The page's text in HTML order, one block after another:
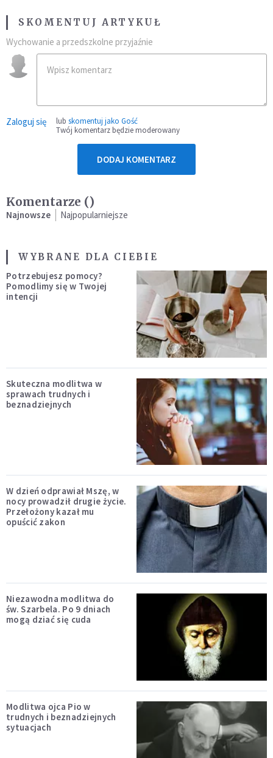
SKOMENTUJ ARTYKUŁ
Wychowanie a przedszkolne przyjaźnie
Zaloguj się lub skomentuj jako Gość
Twój komentarz będzie moderowany
DODAJ KOMENTARZ
Komentarze ()
Najnowsze Najpopularniejsze
WYBRANE DLA CIEBIE
Potrzebujesz pomocy?
Pomodlimy się w Twojej
intencji
Skuteczna modlitwa w
sprawach trudnych i
beznadziejnych
W dzień odprawiał Mszę, w
nocy prowadził drugie życie.
Przełożony kazał mu
opuścić zakon
Niezawodna modlitwa do
św. Szarbela. Po 9 dniach
mogą dziać się cuda
Modlitwa ojca Pio w
trudnych i beznadziejnych
sytuacjach